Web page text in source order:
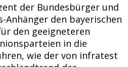
der Bundesbürger und
Anhänger den bayerischen
den geeigneteren
in die
wie der von infratest